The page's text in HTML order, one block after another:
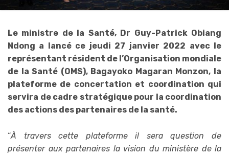
Le ministre de la Santé, Dr Guy-Patrick Obiang
Ndong a lancé ce jeudi 27 janvier 2022 avec le
représentant résident de l’Organisation mondiale
de la Santé (OMS), Bagayoko Magaran Monzon, la
plateforme de concertation et coordination qui
servira de cadre stratégique pour la coordination
des actions des partenaires de la santé.
“À travers cette plateforme il sera question de
présenter aux partenaires la vision du ministère de la